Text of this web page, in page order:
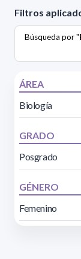
Filtros
Búsqueda por "
ÁREA
Biología
GRADO
Posgrado
GÉNERO
Femenino